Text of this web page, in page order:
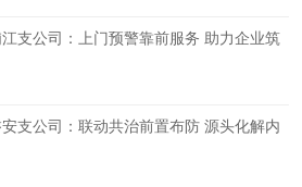
支公司：上门预警靠前服务 助力企业筑
支公司：联动共治前置布防 源头化解内